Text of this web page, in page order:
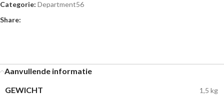
Categorie: Department56
Share:
Aanvullende informatie
GEWICHT
1,5 kg